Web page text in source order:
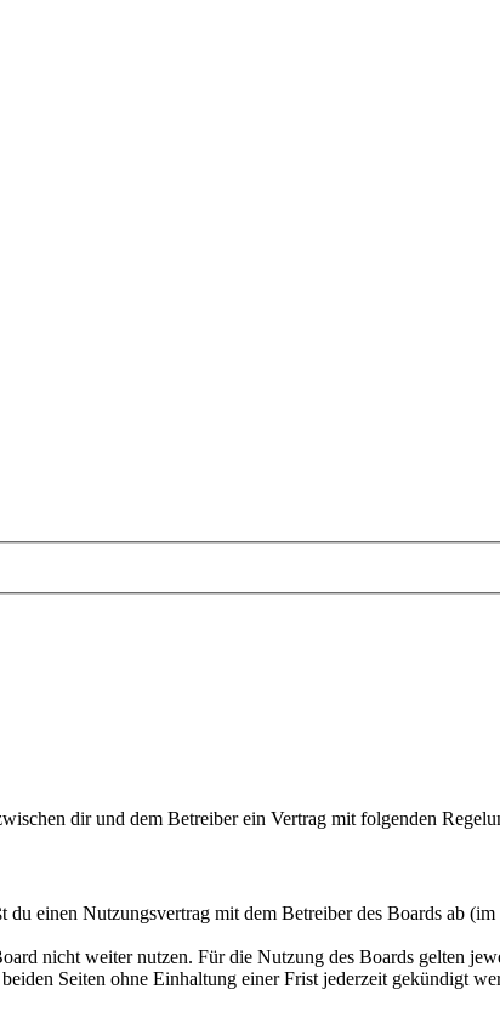
dir und dem Betreiber ein Vertrag mit folgenden
einen Nutzungsvertrag mit dem Betreiber des Boards ab
nicht weiter nutzen. Für die Nutzung des Boards gelten
Seiten ohne Einhaltung einer Frist jederzeit gekündigt